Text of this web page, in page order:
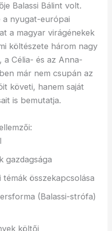
Balassi Bálint volt.
a nyugat-európai
a magyar virágénekek
költészete három nagy
Célia- és az Anna-
már nem csupán az
követi, hanem saját
is bemutatja.
gazdagsága
témák összekapcsolása
(Balassi-strófa)
költői